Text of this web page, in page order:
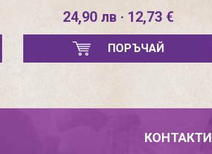
24,90 лв · 12,73 €
ПОРЪЧАЙ
КОНТАКТИ